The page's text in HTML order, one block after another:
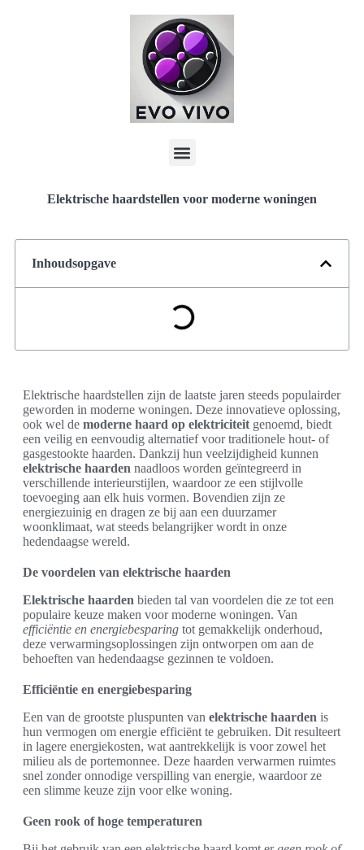
Elektrische haardstellen voor moderne woningen
Inhoudsopgave
Elektrische haardstellen zijn de laatste jaren steeds populairder
geworden in moderne woningen. Deze innovatieve oplossing,
ook wel de moderne haard op elektriciteit genoemd, biedt
een veilig en eenvoudig alternatief voor traditionele hout- of
gasgestookte haarden. Dankzij hun veelzijdigheid kunnen
elektrische haarden naadloos worden geïntegreerd in
verschillende interieurstijlen, waardoor ze een stijlvolle
toevoeging aan elk huis vormen. Bovendien zijn ze
energiezuinig en dragen ze bij aan een duurzamer
woonklimaat, wat steeds belangrijker wordt in onze
hedendaagse wereld.
De voordelen van elektrische haarden
Elektrische haarden bieden tal van voordelen die ze tot een
populaire keuze maken voor moderne woningen. Van
efficiëntie en energiebesparing tot gemakkelijk onderhoud,
deze verwarmingsoplossingen zijn ontworpen om aan de
behoeften van hedendaagse gezinnen te voldoen.
Efficiëntie en energiebesparing
Een van de grootste pluspunten van elektrische haarden is
hun vermogen om energie efficiënt te gebruiken. Dit resulteert
in lagere energiekosten, wat aantrekkelijk is voor zowel het
milieu als de portemonnee. Deze haarden verwarmen ruimtes
snel zonder onnodige verspilling van energie, waardoor ze
een slimme keuze zijn voor elke woning.
Geen rook of hoge temperaturen